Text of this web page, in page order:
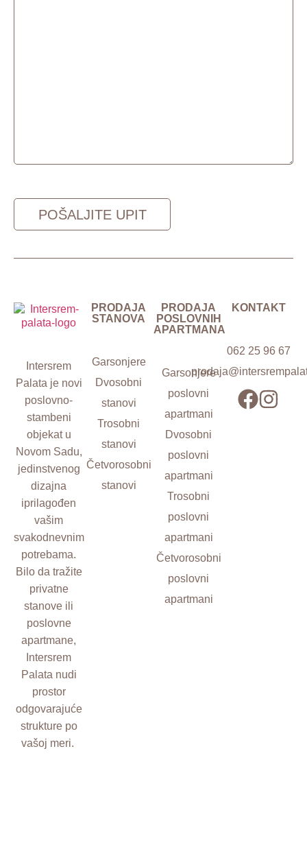
Intersrem
Palata je novi
poslovno-
stambeni
objekat u
Novom Sadu,
jedinstvenog
dizajna
iprilagođen
vašim
svakodnevnim
potrebama.
Bilo da tražite
privatne
stanove ili
poslovne
apartmane,
Intersrem
Palata nudi
prostor
odgovarajuće
strukture po
vašoj meri.
PRODAJA
STANOVA
Garsonjere
Dvosobni
stanovi
Trosobni
stanovi
Četvorosobni
stanovi
PRODAJA
POSLOVNIH
APARTMANA
Garsonjere
poslovni
apartmani
Dvosobni
poslovni
apartmani
Trosobni
poslovni
apartmani
Četvorosobni
poslovni
apartmani
KONTAKT
062 25 96 67